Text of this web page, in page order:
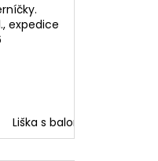
písek
expedice
Liška s balonkem